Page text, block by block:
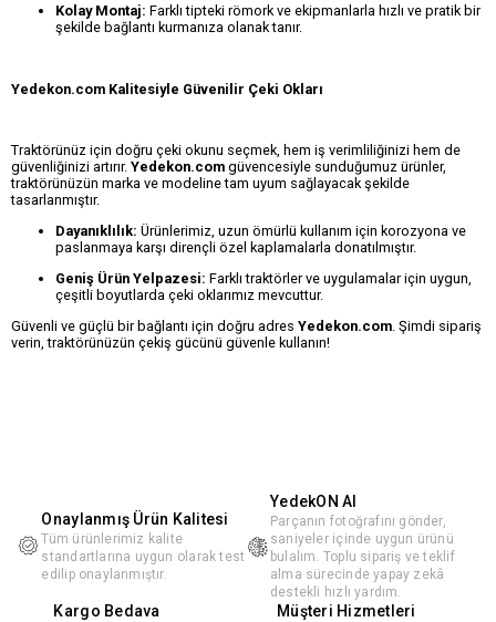
Kolay Montaj: Farklı tipteki römork ve ekipmanlarla hızlı ve pratik bir
şekilde bağlantı kurmanıza olanak tanır.
Yedekon.com Kalitesiyle Güvenilir Çeki Okları
Traktörünüz için doğru çeki okunu seçmek, hem iş verimliliğinizi hem de
güvenliğinizi artırır. Yedekon.com güvencesiyle sunduğumuz ürünler,
traktörünüzün marka ve modeline tam uyum sağlayacak şekilde
tasarlanmıştır.
Dayanıklılık: Ürünlerimiz, uzun ömürlü kullanım için korozyona ve
paslanmaya karşı dirençli özel kaplamalarla donatılmıştır.
Geniş Ürün Yelpazesi: Farklı traktörler ve uygulamalar için uygun,
çeşitli boyutlarda çeki oklarımız mevcuttur.
Güvenli ve güçlü bir bağlantı için doğru adres Yedekon.com . Şimdi sipariş
verin, traktörünüzün çekiş gücünü güvenle kullanın!
Onaylanmış Ürün Kalitesi
Tüm ürünlerimiz kalite
standartlarına uygun olarak test
edilip onaylanmıştır.
YedekON AI
Parçanın fotoğrafını gönder,
saniyeler içinde uygun ürünü
bulalım. Toplu sipariş ve teklif
alma sürecinde yapay zekâ
destekli hızlı yardım.
Kargo Bedava Müşteri Hizmetleri